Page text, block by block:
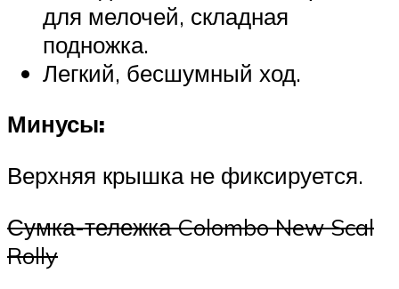
для мелочей, складная
подножка.
Легкий, бесшумный ход.
Минусы:
Верхняя крышка не фиксируется.
Сумка-тележка Colombo New Scal
Rolly